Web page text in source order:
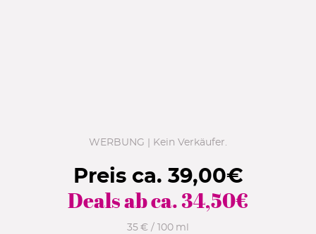
WERBUNG | Kein Verkäufer.
Preis ca. 39,00€
Deals ab ca.34,50€
35 € / 100 ml